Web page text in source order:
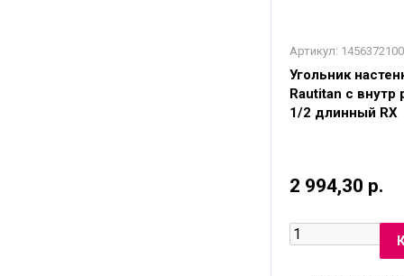
Артикул:
Угольник
Rautitan с внутр
1/2 длинный RX
2 994,30 р.